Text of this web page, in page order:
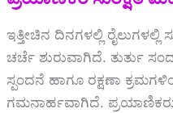
ಇತ್ತೀಚಿನ ದಿನಗಳಲ್ಲಿ ರೈಲುಗಳಲ್ಲಿ
ಚರ್ಚೆ ಶುರುವಾಗಿದೆ. ತುರ್ತು
ಸ್ಪಂದನೆ ಹಾಗೂ ರಕ್ಷಣಾ
ಗಮನಾರ್ಹವಾಗಿದೆ.